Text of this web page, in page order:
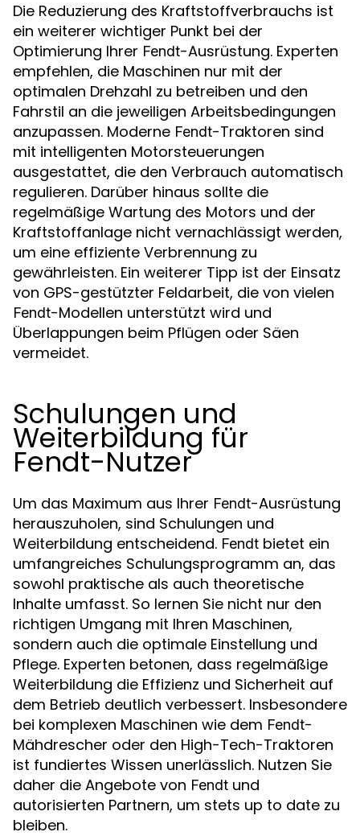
Die Reduzierung des Kraftstoffverbrauchs ist
ein weiterer wichtiger Punkt bei der
Optimierung Ihrer Fendt-Ausrüstung. Experten
empfehlen, die Maschinen nur mit der
optimalen Drehzahl zu betreiben und den
Fahrstil an die jeweiligen Arbeitsbedingungen
anzupassen. Moderne Fendt-Traktoren sind
mit intelligenten Motorsteuerungen
ausgestattet, die den Verbrauch automatisch
regulieren. Darüber hinaus sollte die
regelmäßige Wartung des Motors und der
Kraftstoffanlage nicht vernachlässigt werden,
um eine effiziente Verbrennung zu
gewährleisten. Ein weiterer Tipp ist der Einsatz
von GPS-gestützter Feldarbeit, die von vielen
Fendt-Modellen unterstützt wird und
Überlappungen beim Pflügen oder Säen
vermeidet.
Schulungen und
Weiterbildung für
Fendt-Nutzer
Um das Maximum aus Ihrer Fendt-Ausrüstung
herauszuholen, sind Schulungen und
Weiterbildung entscheidend. Fendt bietet ein
umfangreiches Schulungsprogramm an, das
sowohl praktische als auch theoretische
Inhalte umfasst. So lernen Sie nicht nur den
richtigen Umgang mit Ihren Maschinen,
sondern auch die optimale Einstellung und
Pflege. Experten betonen, dass regelmäßige
Weiterbildung die Effizienz und Sicherheit auf
dem Betrieb deutlich verbessert. Insbesondere
bei komplexen Maschinen wie dem Fendt-
Mähdrescher oder den High-Tech-Traktoren
ist fundiertes Wissen unerlässlich. Nutzen Sie
daher die Angebote von Fendt und
autorisierten Partnern, um stets up to date zu
bleiben.